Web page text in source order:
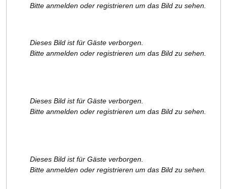
Bitte anmelden oder registrieren um das Bild zu sehen.
Dieses Bild ist für Gäste verborgen.
Bitte anmelden oder registrieren um das Bild zu sehen.
Dieses Bild ist für Gäste verborgen.
Bitte anmelden oder registrieren um das Bild zu sehen.
Dieses Bild ist für Gäste verborgen.
Bitte anmelden oder registrieren um das Bild zu sehen.